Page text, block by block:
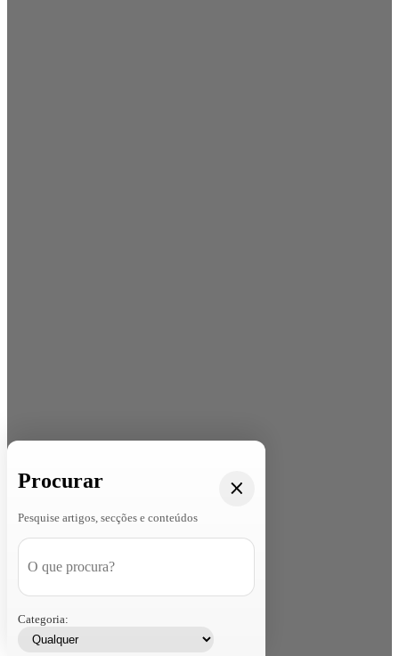
Procurar
Pesquise artigos, secções e conteúdos
Categoria: